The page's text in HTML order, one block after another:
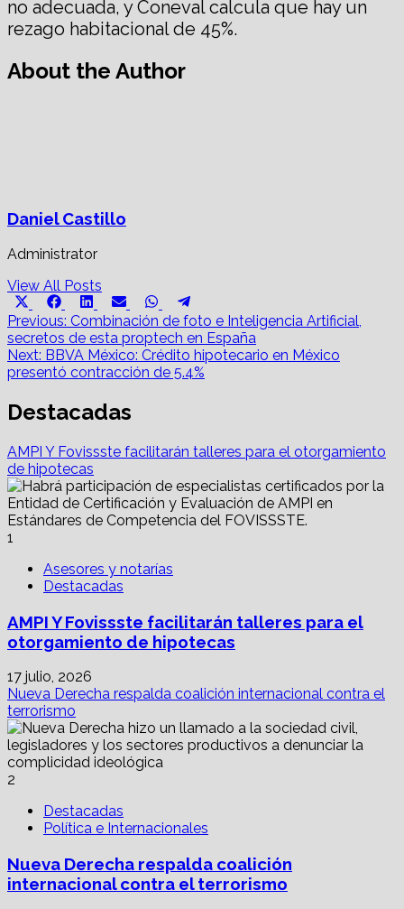
no adecuada, y Coneval calcula que hay un
rezago habitacional de 45%.
About the Author
Daniel Castillo
Administrator
View All Posts
Share
on
(Twitter)
Share
on
Facebook
Share
on
LinkedIn
Share
on
Email
Share
on
WhatsApp
on
Post
navigation
Previous: Combinación de foto e Inteligencia Artificial,
secretos de esta proptech en España
Next: BBVA México: Crédito hipotecario en México
presentó contracción de 5.4%
Destacadas
AMPI Y Fovissste facilitarán talleres para el otorgamiento
de hipotecas
1
Asesores y notarías
Destacadas
AMPI Y Fovissste facilitarán talleres para el
otorgamiento de hipotecas
17 julio, 2026
Nueva Derecha respalda coalición internacional contra el
terrorismo
2
Destacadas
Política e Internacionales
Nueva Derecha respalda coalición
internacional contra el terrorismo